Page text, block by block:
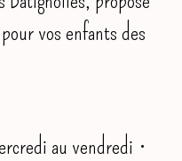
vos enfants des
au vendredi •